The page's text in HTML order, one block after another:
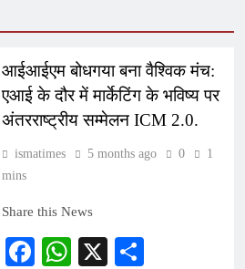
आईआईएम बोधगया बना वैश्विक मंच:
एआई के दौर में मार्केटिंग के भविष्य पर
अंतरराष्ट्रीय सम्मेलन ICM 2.0.
ismatimes 5 months ago 0
1
mins
Share this News
Facebook
WhatsApp
X